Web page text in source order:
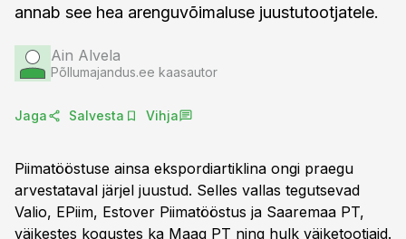
annab see hea arenguvõimaluse juustutootjatele.
Ain Alvela
Põllumajandus.ee kaasautor
Jaga Salvesta Vihja
Piimatööstuse ainsa ekspordiartiklina ongi praegu
arvestataval järjel juustud. Selles vallas tegutsevad
Valio, EPiim, Estover Piimatööstus ja Saaremaa PT,
väikestes kogustes ka Maag PT ning hulk väiketootjaid.